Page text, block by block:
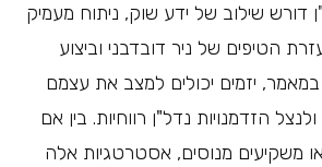
דורש שילוב של ידע שוק, ניתוח מעמיק
הטיפים של ניר דובדבני וביצוע
יזמים יכולים למצב את עצמם
הזדמנויות נדל"ן רווחיות. בין אם
משקיעים מנוסים, אסטרטגיות אלה